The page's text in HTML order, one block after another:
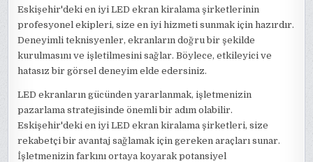
Eskişehir'deki en iyi LED ekran kiralama şirketlerinin
profesyonel ekipleri, size en iyi hizmeti sunmak için hazırdır.
Deneyimli teknisyenler, ekranların doğru bir şekilde
kurulmasını ve işletilmesini sağlar. Böylece, etkileyici ve
hatasız bir görsel deneyim elde edersiniz.
LED ekranların gücünden yararlanmak, işletmenizin
pazarlama stratejisinde önemli bir adım olabilir.
Eskişehir'deki en iyi LED ekran kiralama şirketleri, size
rekabetçi bir avantaj sağlamak için gereken araçları sunar.
İşletmenizin farkını ortaya koyarak potansiyel